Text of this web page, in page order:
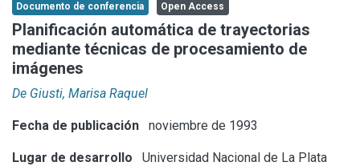
Aportar material
Statistics
Documento de conferencia Open Access
Planificación automática de trayectorias
mediante técnicas de procesamiento de
imágenes
De Giusti, Marisa Raquel
Fecha de publicación noviembre de 1993
Lugar de desarrollo Universidad Nacional de La Plata